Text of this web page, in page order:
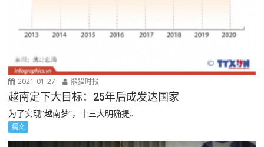
2021-01-27 熊猫时报
越南定下大目标：25年后成发达国家
为了实现“越南梦”，十三大明确提...
網文